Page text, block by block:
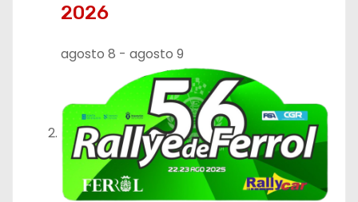
2026
agosto 8 - agosto 9